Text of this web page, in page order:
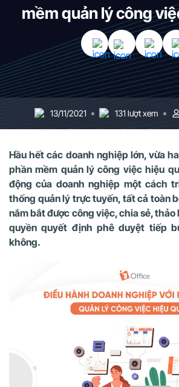
mềm quản lý công
13/11/2021 131 lượt xem
Hầu hết các doanh nghiệp lớn, vừa
phần mềm quản lý công việc hiệu
động của doanh nghiệp một cách
thống quản lý trực tuyến, tất cả toàn
nắm bắt được công việc, chia sẻ, thảo
quyền quyết định phê duyệt tiếp
không.